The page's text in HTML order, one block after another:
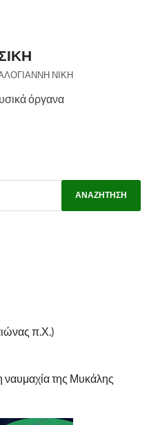
ΝΙΚΗ
όργανα
π.Χ.)
ναυμαχία της Μυκάλης